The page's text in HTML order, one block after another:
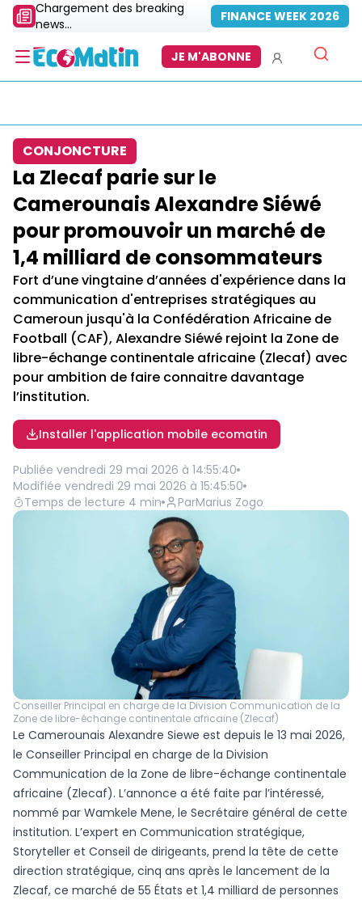
Chargement des breaking
news...
FINANCE WEEK 2026
JE M'ABONNE
CONJONCTURE
La Zlecaf parie sur le
Camerounais Alexandre Siéwé
pour promouvoir un marché de
1,4 milliard de consommateurs
Fort d’une vingtaine d’années d'expérience dans la
communication d'entreprises stratégiques au
Cameroun jusqu'à la Confédération Africaine de
Football (CAF), Alexandre Siéwé rejoint la Zone de
libre-échange continentale africaine (Zlecaf) avec
pour ambition de faire connaitre davantage
l’institution.
Installer l'application mobile ecomatin
Publiée vendredi 29 mai 2026 à 14:55:40
Modifiée vendredi 29 mai 2026 à 15:45:50
Temps de lecture 4 min ParMarius Zogo
Conseiller Principal en charge de la Division Communication de la
Zone de libre-échange continentale africaine (Zlecaf)
Le Camerounais Alexandre Siewe est depuis le 13 mai 2026,
le Conseiller Principal en charge de la Division
Communication de la Zone de libre-échange continentale
africaine (Zlecaf). L’annonce a été faite par l’intéressé,
nommé par Wamkele Mene, le Secrétaire général de cette
institution. L’expert en Communication stratégique,
Storyteller et Conseil de dirigeants, prend la tête de cette
direction stratégique, cinq ans après le lancement de la
Zlecaf, ce marché de 55 États et 1,4 milliard de personnes